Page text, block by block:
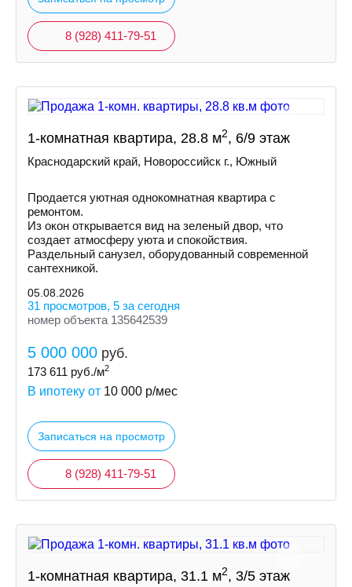
8 (928) 411-79-51
1-комнатная квартира, 28.8 м2, 6/9 этаж
Краснодарский край, Новороссийск г., Южный
Продается уютная однокомнатная квартира с
ремонтом.
Из окон открывается вид на зеленый двор, что
создает атмосферу уюта и спокойствия.
Раздельный санузел, оборудованный современной
сантехникой.
05.08.2026
31 просмотров, 5 за сегодня
номер объекта 135642539
5 000 000 руб.
173 611 руб./м2
В ипотеку от 10 000 р/мес
Записаться на просмотр
8 (928) 411-79-51
1-комнатная квартира, 31.1 м2, 3/5 этаж